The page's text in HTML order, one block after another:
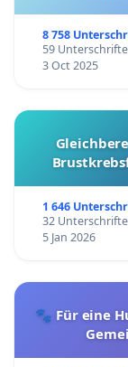
8 758
59
3 Oct 2025
1 646
32
5 Jan 2026
🐾 Für eine